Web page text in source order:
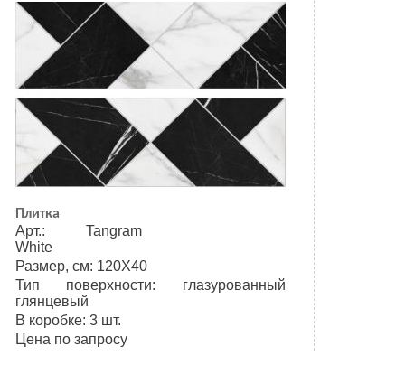
Плитка
Арт.: Tangram
White
Размер, см: 120Х40
Тип поверхности: глазурованный
глянцевый
В коробке: 3 шт.
Цена по запросу